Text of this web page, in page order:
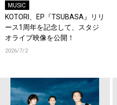
MUSIC
KOTORI、EP『TSUBASA』リリ
ース1周年を記念して、スタジ
オライブ映像を公開！
2026/7/2